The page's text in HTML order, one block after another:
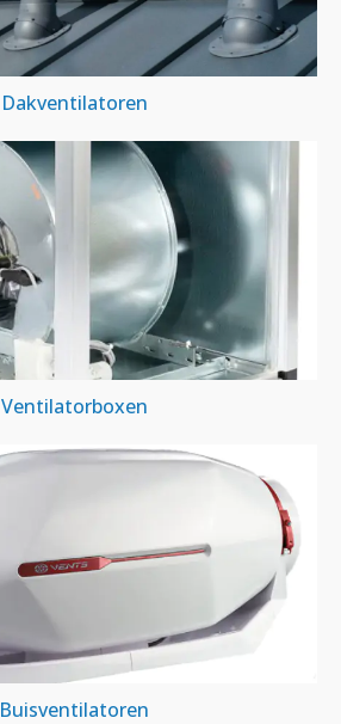
Dakventilatoren
Ventilatorboxen
Buisventilatoren